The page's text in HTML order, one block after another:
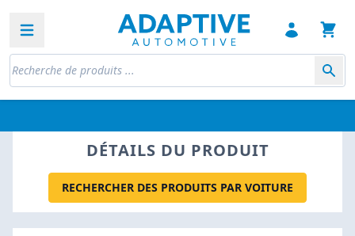
Open sidebar
DÉTAILS DU PRODUIT
RECHERCHER DES PRODUITS PAR VOITURE